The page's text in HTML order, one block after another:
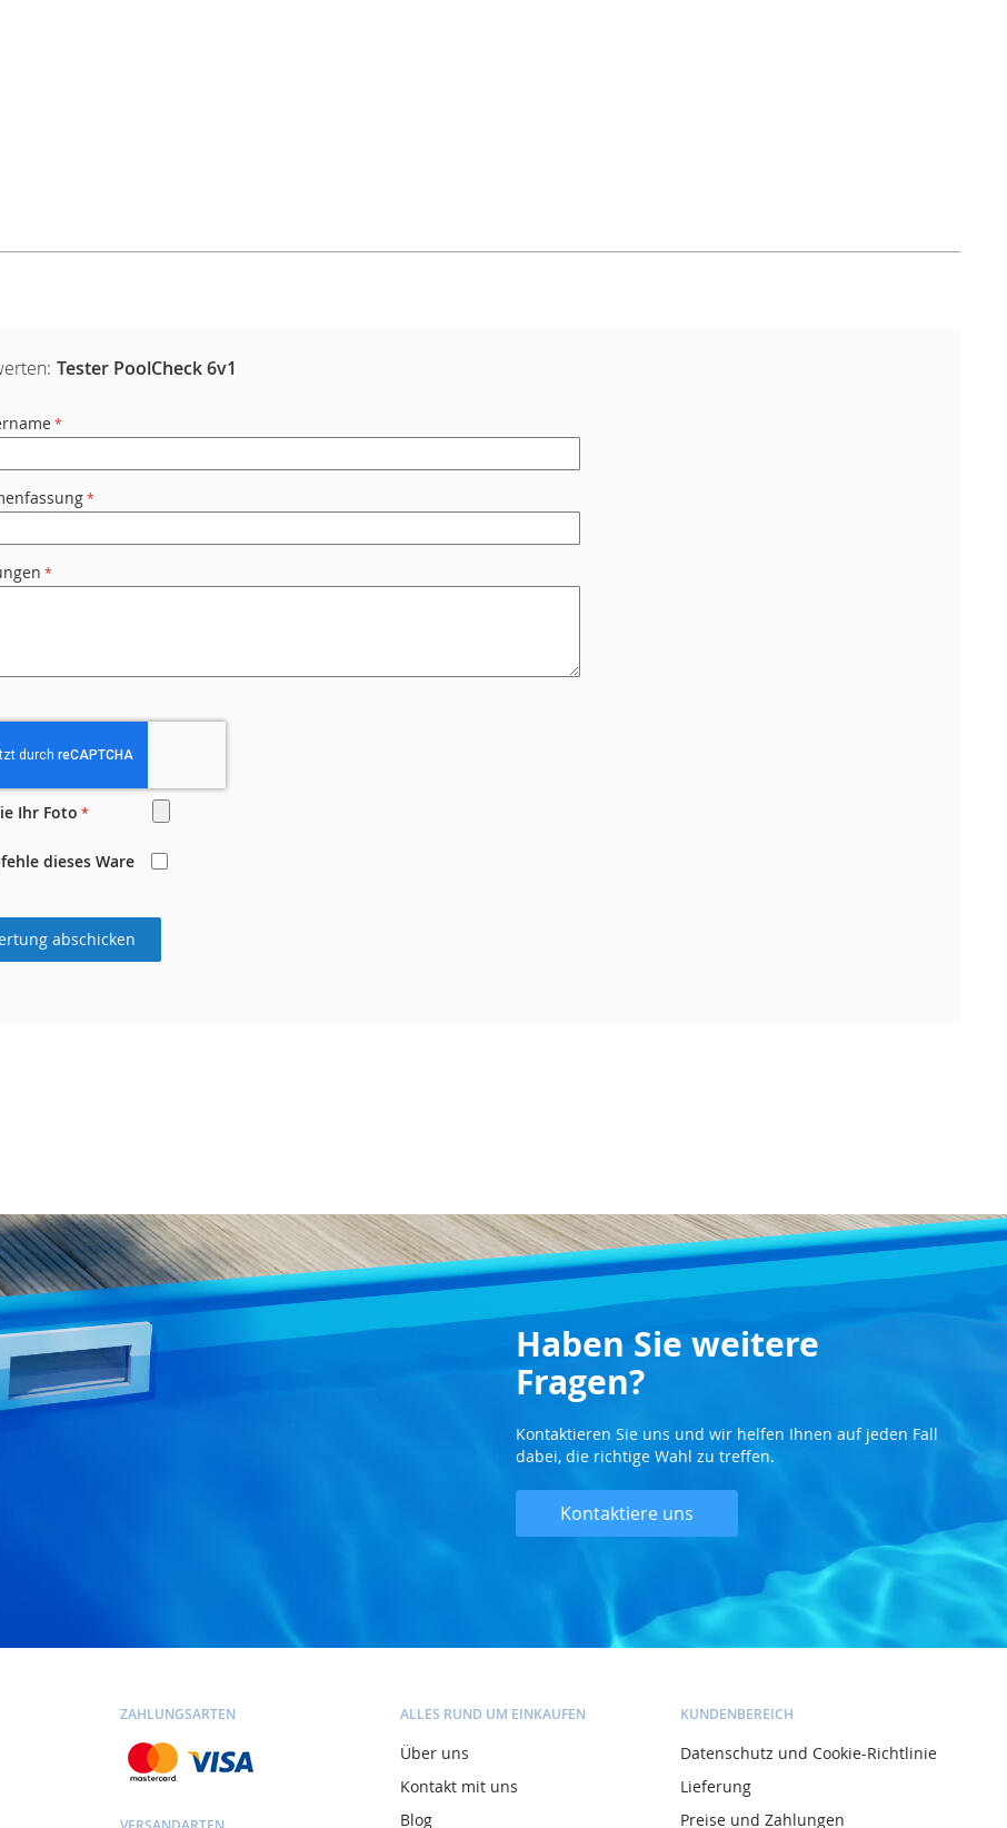
Tester PoolCheck 6v1
Ihr Foto
dieses Ware
abschicken
Haben Sie weitere
Fragen?
Kontaktieren Sie uns und wir helfen Ihnen auf jeden Fall
dabei, die richtige Wahl zu treffen.
Kontaktiere uns
ZAHLUNGSARTEN ALLES RUND UM EINKAUFEN
Über uns
Kontakt mit uns
Blog
KUNDENBEREICH
Datenschutz und Cookie-Richtlinie
Lieferung
Preise und Zahlungen